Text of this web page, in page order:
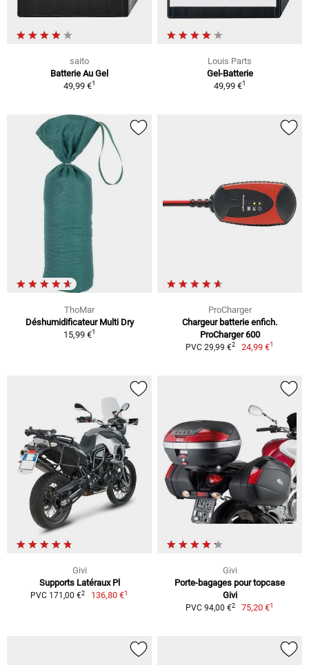
saito
Batterie Au Gel
49,99 €1
Louis Parts
Gel-Batterie
49,99 €1
ThoMar
Déshumidificateur Multi Dry
15,99 €1
ProCharger
Chargeur batterie enfich.
ProCharger 600
PVC 29,99 €2 24,99 €1
Givi
Supports Latéraux Pl
PVC 171,00 €2 136,80 €1
Givi
Porte-bagages pour topcase
Givi
PVC 94,00 €2 75,20 €1